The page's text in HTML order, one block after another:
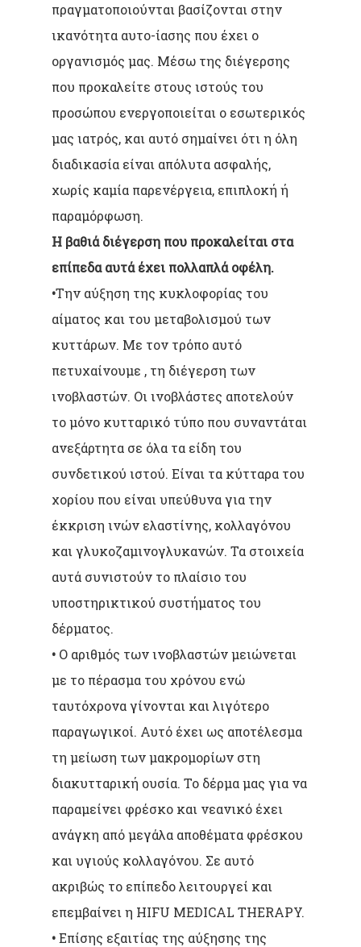
πραγματοποιούνται βασίζονται στην
ικανότητα αυτο-ίασης που έχει ο
οργανισμός μας. Μέσω της διέγερσης
που προκαλείτε στους ιστούς του
προσώπου ενεργοποιείται ο εσωτερικός
μας ιατρός, και αυτό σημαίνει ότι η όλη
διαδικασία είναι απόλυτα ασφαλής,
χωρίς καμία παρενέργεια, επιπλοκή ή
παραμόρφωση.
Η βαθιά διέγερση που προκαλείται στα
επίπεδα αυτά έχει πολλαπλά οφέλη.
•Την αύξηση της κυκλοφορίας του
αίματος και του μεταβολισμού των
κυττάρων. Με τον τρόπο αυτό
πετυχαίνουμε , τη διέγερση των
ινοβλαστών. Οι ινοβλάστες αποτελούν
το μόνο κυτταρικό τύπο που συναντάται
ανεξάρτητα σε όλα τα είδη του
συνδετικού ιστού. Είναι τα κύτταρα του
χορίου που είναι υπεύθυνα για την
έκκριση ινών ελαστίνης, κολλαγόνου
και γλυκοζαμινογλυκανών. Τα στοιχεία
αυτά συνιστούν το πλαίσιο του
υποστηρικτικού συστήματος του
δέρματος.
• Ο αριθμός των ινοβλαστών μειώνεται
με το πέρασμα του χρόνου ενώ
ταυτόχρονα γίνονται και λιγότερο
παραγωγικοί. Αυτό έχει ως αποτέλεσμα
τη μείωση των μακρομορίων στη
διακυτταρική ουσία. Το δέρμα μας για να
παραμείνει φρέσκο και νεανικό έχει
ανάγκη από μεγάλα αποθέματα φρέσκου
και υγιούς κολλαγόνου. Σε αυτό
ακριβώς το επίπεδο λειτουργεί και
επεμβαίνει η HIFU MEDICAL THERAPY.
•Επίσης εξαιτίας της αύξησης της